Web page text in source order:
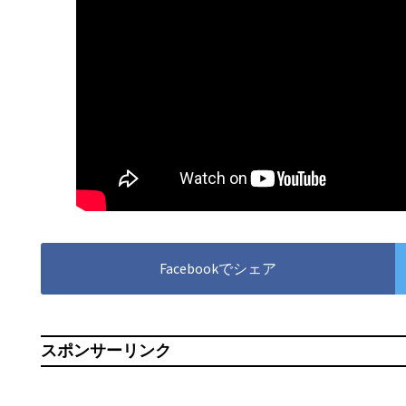
Facebookでシェア
スポンサーリンク